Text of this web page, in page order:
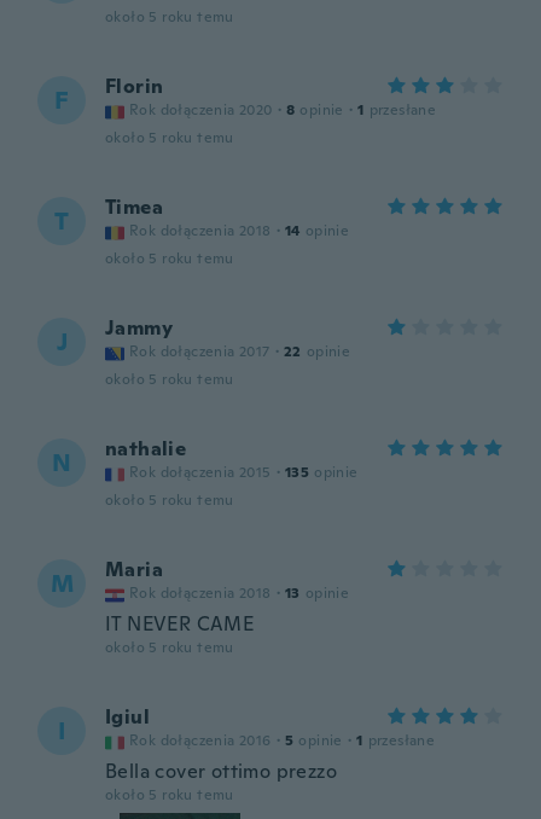
około 5 roku temu
F Florin
Rok dołączenia 2020 · 8 opinie · 1 przesłane
około 5 roku temu
T Timea
Rok dołączenia 2018 · 14 opinie
około 5 roku temu
J Jammy
Rok dołączenia 2017 · 22 opinie
około 5 roku temu
N nathalie
Rok dołączenia 2015 · 135 opinie
około 5 roku temu
M Maria
Rok dołączenia 2018 · 13 opinie
IT NEVER CAME
około 5 roku temu
I Igiul
Rok dołączenia 2016 · 5 opinie · 1 przesłane
Bella cover ottimo prezzo
około 5 roku temu